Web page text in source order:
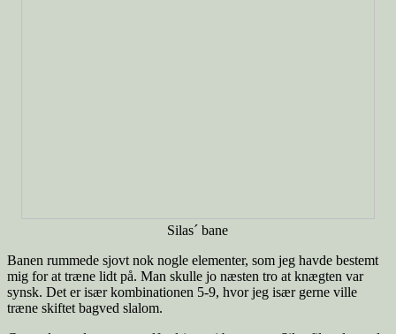
Silas´ bane
Banen rummede sjovt nok nogle elementer, som jeg havde bestemt
mig for at træne lidt på. Man skulle jo næsten tro at knægten var
synsk. Det er især kombinationen 5-9, hvor jeg især gerne ville
træne skiftet bagved slalom.